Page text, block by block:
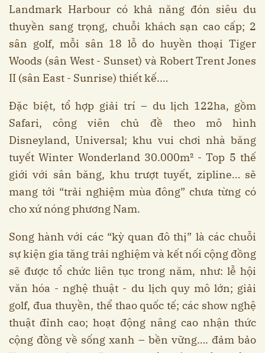
Landmark Harbour có khả năng đón siêu du
thuyền sang trọng, chuỗi khách sạn cao cấp; 2
sân golf, mỗi sân 18 lỗ do huyền thoại Tiger
Woods (sân West - Sunset) và Robert Trent Jones
II (sân East - Sunrise) thiết kế.…
Đặc biệt, tổ hợp giải trí – du lịch 122ha, gồm
Safari, công viên chủ đề theo mô hình
Disneyland, Universal; khu vui chơi nhà băng
tuyết Winter Wonderland 30.000m² - Top 5 thế
giới với sân băng, khu trượt tuyết, zipline… sẽ
mang tới “trải nghiệm mùa đông” chưa từng có
cho xứ nóng phương Nam.
Song hành với các “kỳ quan đô thị” là các chuỗi
sự kiện gia tăng trải nghiệm và kết nối cộng đồng
sẽ được tổ chức liên tục trong năm, như: lễ hội
văn hóa - nghệ thuật - du lịch quy mô lớn; giải
golf, đua thuyền, thể thao quốc tế; các show nghệ
thuật đỉnh cao; hoạt động nâng cao nhận thức
cộng đồng về sống xanh – bền vững…. đảm bảo